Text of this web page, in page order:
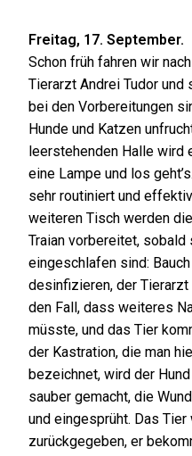
Freitag, 17. September.
Schon früh fahren wir
Tierarzt Andrei Tudor und
bei den Vorbereitungen
Hunde und Katzen
leerstehenden Halle wird
eine Lampe und los
sehr routiniert und
weiteren Tisch werden
Traian vorbereitet,
eingeschlafen sind:
desinfizieren, der
den Fall, dass weiteres
müsste, und das Tier
der Kastration, die man
bezeichnet, wird der
sauber gemacht, die
und eingesprüht. Das
zurückgegeben, er